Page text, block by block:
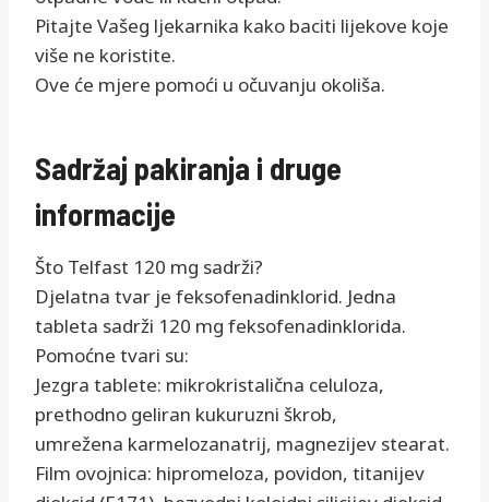
Pitajte Vašeg ljekarnika kako baciti lijekove koje
više ne koristite.
Ove će mjere pomoći u očuvanju okoliša.
Sadržaj pakiranja i druge
informacije
Što Telfast 120 mg sadrži?
Djelatna tvar je feksofenadinklorid. Jedna
tableta sadrži 120 mg feksofenadinklorida.
Pomoćne tvari su:
Jezgra tablete: mikrokristalična celuloza,
prethodno geliran kukuruzni škrob,
umrežena karmelozanatrij, magnezijev stearat.
Film ovojnica: hipromeloza, povidon, titanijev